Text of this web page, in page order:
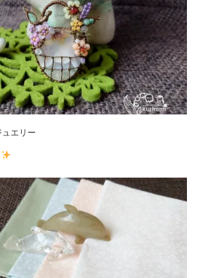
ュエリー